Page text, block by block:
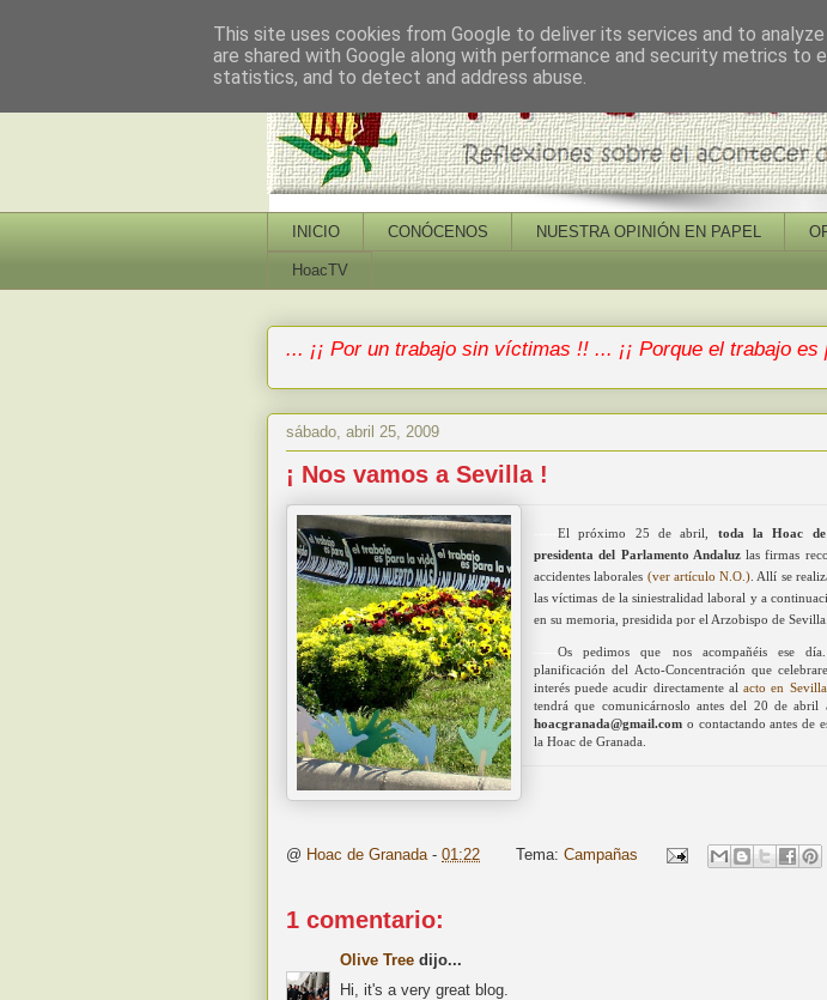
INICIO CONÓCENOS NUESTRA OPINIÓN EN PAPEL
HoacTV
... ¡¡ Por un trabajo sin víctimas !! ... ¡¡ Porque el trabajo
sábado, abril 25, 2009
¡ Nos vamos a Sevilla !
El próximo 25 de abril, toda la Hoac
presidenta del Parlamento Andaluz las firmas
accidentes laborales (ver artículo N.O.) . Allí se
las víctimas de la siniestralidad laboral y a
en su memoria, presidida por el Arzobispo de Sevilla.
Os pedimos que nos acompañéis ese
planificación del Acto-Concentración que
interés puede acudir directamente alacto en Sevilla
tendrá que comunicárnoslo antes del 20 de abril
hoacgranada@gmail.com o contactando antes de
la Hoac de Granada.
@ Hoac de Granada - 01:22 Tema: Campañas
1 comentario:
Olive Tree dijo...
Hi, it's a very great blog.
This site uses cookies from Google to deliver its services and to
are shared with Google along with performance and security metrics to
statistics, and to detect and address abuse.